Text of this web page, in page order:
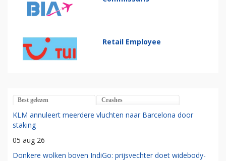
Retail Employee
Best gelezen Crashes
KLM annuleert meerdere vluchten naar Barcelona door
staking
05 aug 26
Donkere wolken boven IndiGo: prijsvechter doet widebody-